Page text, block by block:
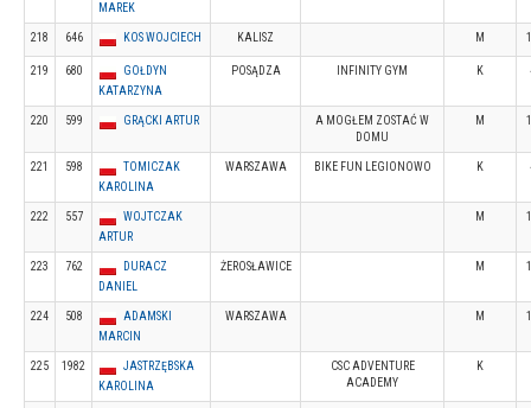
MAREK
218 646 KOS WOJCIECH KALISZ M
219 680
GOŁDYN
KATARZYNA
POSĄDZA INFINITY GYM K
220 599 GRĄCKI ARTUR
A MOGŁEM ZOSTAĆ W
DOMU
M
221 598
TOMICZAK
KAROLINA
WARSZAWA BIKE FUN LEGIONOWO K
222 557
WOJTCZAK
ARTUR
M
223 762
DURACZ
DANIEL
ŻEROSŁAWICE M
224 508
ADAMSKI
MARCIN
WARSZAWA M
225 1982
JASTRZĘBSKA
KAROLINA
CSC ADVENTURE
ACADEMY
K